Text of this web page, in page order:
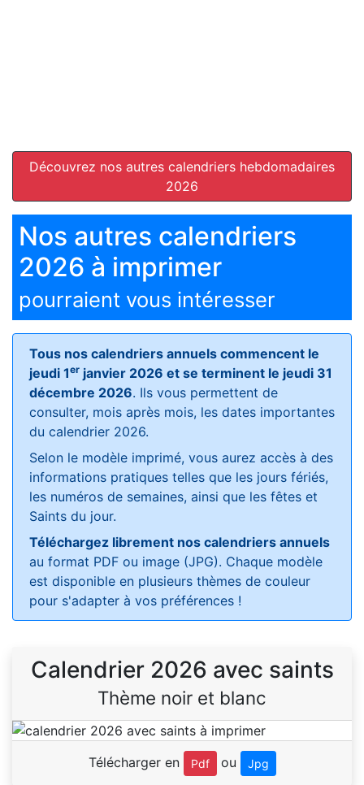
Découvrez nos autres calendriers hebdomadaires
2026
Nos autres calendriers
2026 à imprimer
pourraient vous intéresser
Tous nos calendriers annuels commencent le
jeudi 1er janvier 2026 et se terminent le jeudi 31
décembre 2026. Ils vous permettent de
consulter, mois après mois, les dates importantes
du calendrier 2026.
Selon le modèle imprimé, vous aurez accès à des
informations pratiques telles que les jours fériés,
les numéros de semaines, ainsi que les fêtes et
Saints du jour.
Téléchargez librement nos calendriers annuels
au format PDF ou image (JPG). Chaque modèle
est disponible en plusieurs thèmes de couleur
pour s'adapter à vos préférences !
Calendrier 2026 avec saints
Thème noir et blanc
Télécharger en Pdf ou Jpg